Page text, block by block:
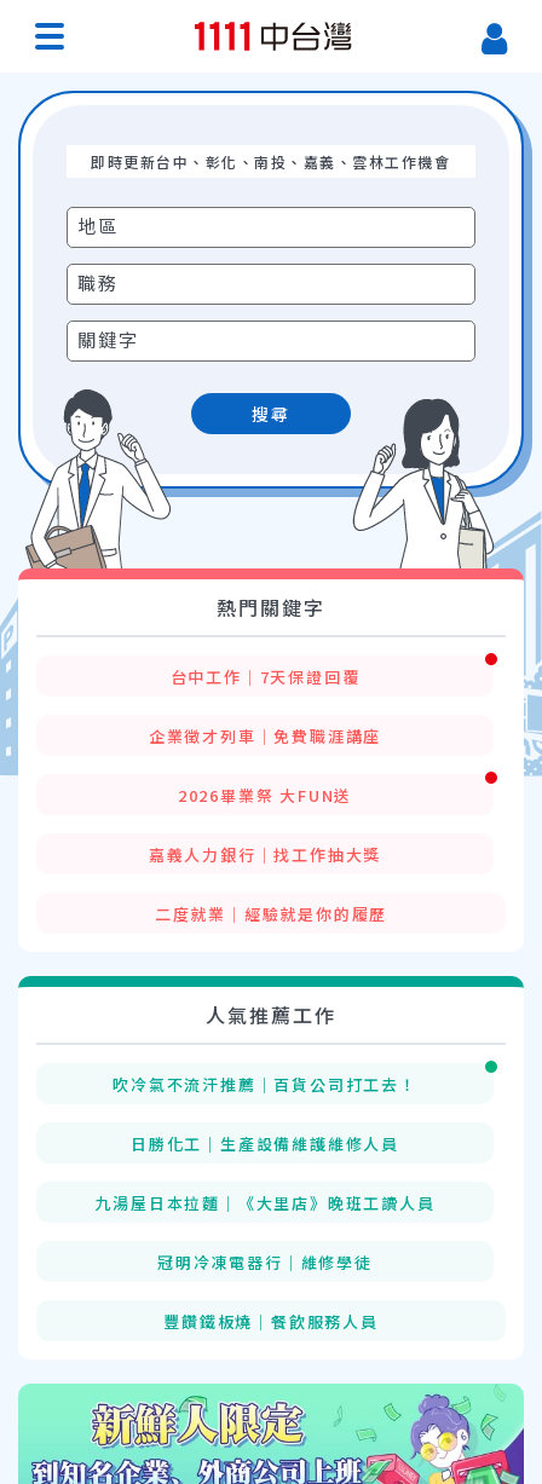
即時更新台中、彰化、南投、嘉義、雲林工作機會
搜尋
熱門關鍵字
台中工作│7天保證回覆
企業徵才列車│免費職涯講座
2026畢業祭 大FUN送
嘉義人力銀行│找工作抽大獎
二度就業│經驗就是你的履歷
人氣推薦工作
吹冷氣不流汗推薦│百貨公司打工去！
日勝化工｜生產設備維護維修人員
九湯屋日本拉麵｜《大里店》晚班工讀人員
冠明冷凍電器行｜維修學徒
豐饡鐵板燒｜餐飲服務人員